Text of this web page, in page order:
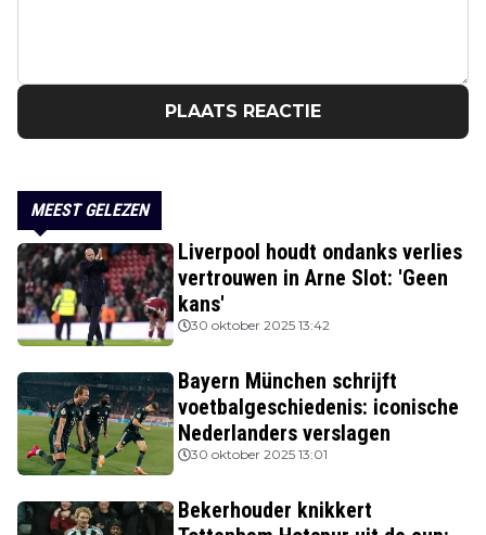
PLAATS REACTIE
MEEST GELEZEN
Liverpool houdt ondanks verlies
vertrouwen in Arne Slot: 'Geen
kans'
30 oktober 2025 13:42
Bayern München schrijft
voetbalgeschiedenis: iconische
Nederlanders verslagen
30 oktober 2025 13:01
Bekerhouder knikkert